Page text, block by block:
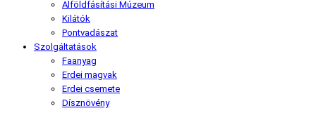
Alföldfásítási Múzeum
Kilátók
Pontvadászat
Szolgáltatások
Faanyag
Erdei magvak
Erdei csemete
Dísznövény